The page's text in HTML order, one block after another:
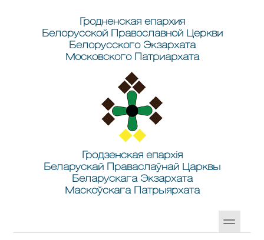
Гродненская епархия
Белорусской Православной Церкви
Белорусского Экзархата
Московского Патриархата
Гродзенская епархія
Беларускай Праваслаўнай Царквы
Беларускага Экзархата
Маскоўскага Патрыярхата